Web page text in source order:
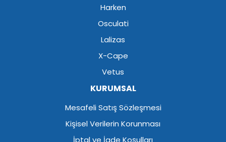
Harken
Osculati
Lalizas
X-Cape
Vetus
KURUMSAL
Mesafeli Satış Sözleşmesi
Kişisel Verilerin Korunması
İptal ve İade Koşulları